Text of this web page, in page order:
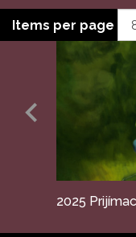
Items per page